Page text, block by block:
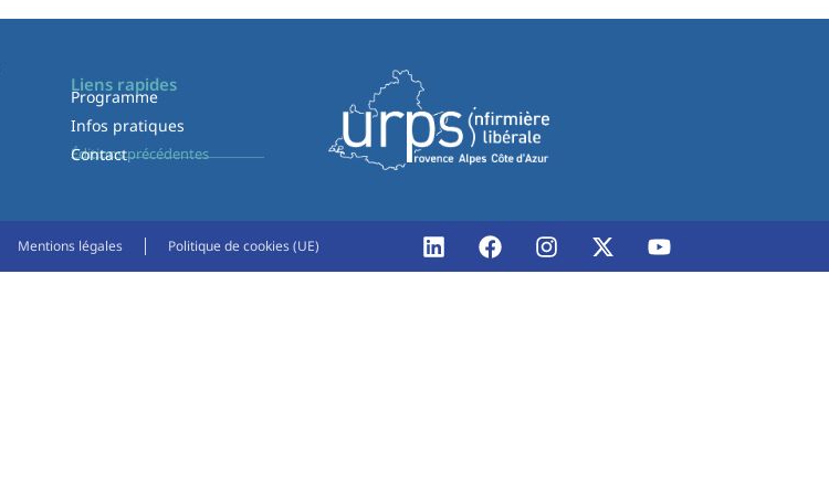
Liens rapides
Programme
Infos pratiques
Contact
Éditions précédentes
Mentions légales Politique de cookies (UE)